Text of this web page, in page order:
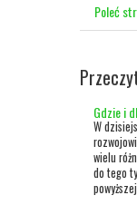
Poleć
Gdzie i
W
wielu
do tego